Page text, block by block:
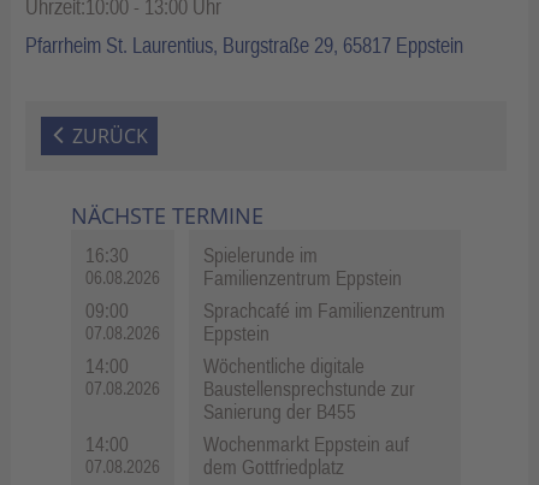
Uhrzeit:10:00 - 13:00 Uhr
Pfarrheim St. Laurentius, Burgstraße 29, 65817 Eppstein
ZURÜCK
NÄCHSTE TERMINE
16:30
06.08.2026
Spielerunde im
Familienzentrum Eppstein
09:00
07.08.2026
Sprachcafé im Familienzentrum
Eppstein
14:00
07.08.2026
Wöchentliche digitale
Baustellensprechstunde zur
Sanierung der B455
14:00
07.08.2026
Wochenmarkt Eppstein auf
dem Gottfriedplatz